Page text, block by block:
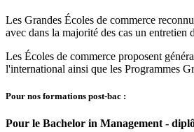
Les Grandes Écoles de commerce
avec dans la majorité des cas un
Les Écoles de commerce proposent
l'international ainsi que les Programmes
Pour nos formations post-bac :
Pour le Bachelor in Management -